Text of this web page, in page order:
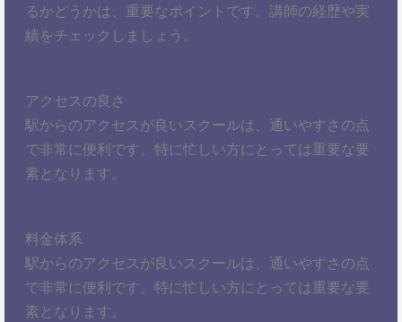
るかどうかは、重要なポイントです。講師の経歴や実
績をチェックしましょう。
アクセスの良さ
駅からのアクセスが良いスクールは、通いやすさの点
で非常に便利です。特に忙しい方にとっては重要な要
素となります。
料金体系
駅からのアクセスが良いスクールは、通いやすさの点
で非常に便利です。特に忙しい方にとっては重要な要
素となります。